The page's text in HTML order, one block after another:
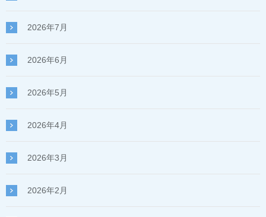
2026年7月
2026年6月
2026年5月
2026年4月
2026年3月
2026年2月